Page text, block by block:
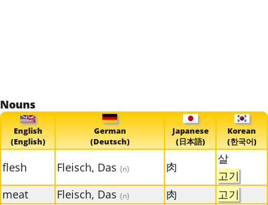
Nouns
English
(English)
German
(Deutsch)
Japanese
(日本語)
Korean
(한국어)
flesh Fleisch, Das {n} 肉
살
고기
meat
Fleisch, Das {n} 肉 고기